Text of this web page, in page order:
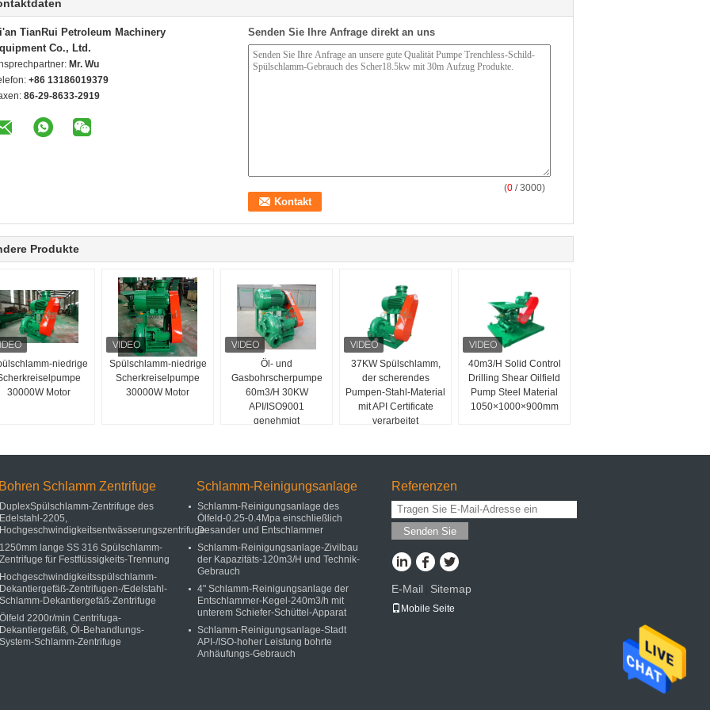
TianRui Petroleum Machinery
Co., Ltd.
Mr. Wu
+86 13186019379
86-29-8633-2919
Senden Sie Ihre Anfrage direkt an uns
(0 / 3000)
Produkte
niedrige
30000W Motor
Spülschlamm-niedrige
Scherkreiselpumpe
30000W Motor
Öl- und
Gasbohrscherpumpe
60m3/H 30KW
API/ISO9001
genehmigt
37KW Spülschlamm,
der scherendes
Pumpen-Stahl-Material
mit API Certificate
verarbeitet
40m3/H Solid Control
Drilling Shear Oilfield
Pump Steel Material
1050×1000×900mm
Bohren Schlamm Zentrifuge
DuplexSpülschlamm-Zentrifuge des
Edelstahl-2205,
Hochgeschwindigkeitsentwässerungszentrifuge
1250mm lange SS 316 Spülschlamm-
Zentrifuge für Festflüssigkeits-Trennung
Hochgeschwindigkeitsspülschlamm-
Dekantiergefäß-Zentrifugen-/Edelstahl-
Schlamm-Dekantiergefäß-Zentrifuge
Ölfeld 2200r/min Centrifuga-
Dekantiergefäß, Öl-Behandlungs-
System-Schlamm-Zentrifuge
Schlamm-Reinigungsanlage
Schlamm-Reinigungsanlage des
Ölfeld-0.25-0.4Mpa einschließlich
Desander und Entschlammer
Schlamm-Reinigungsanlage-Zivilbau
der Kapazitäts-120m3/H und Technik-
Gebrauch
4" Schlamm-Reinigungsanlage der
Entschlammer-Kegel-240m3/h mit
unterem Schiefer-Schüttel-Apparat
Schlamm-Reinigungsanlage-Stadt
API-/ISO-hoher Leistung bohrte
Anhäufungs-Gebrauch
Referenzen
Senden Sie
E-Mail Sitemap
Mobile Seite